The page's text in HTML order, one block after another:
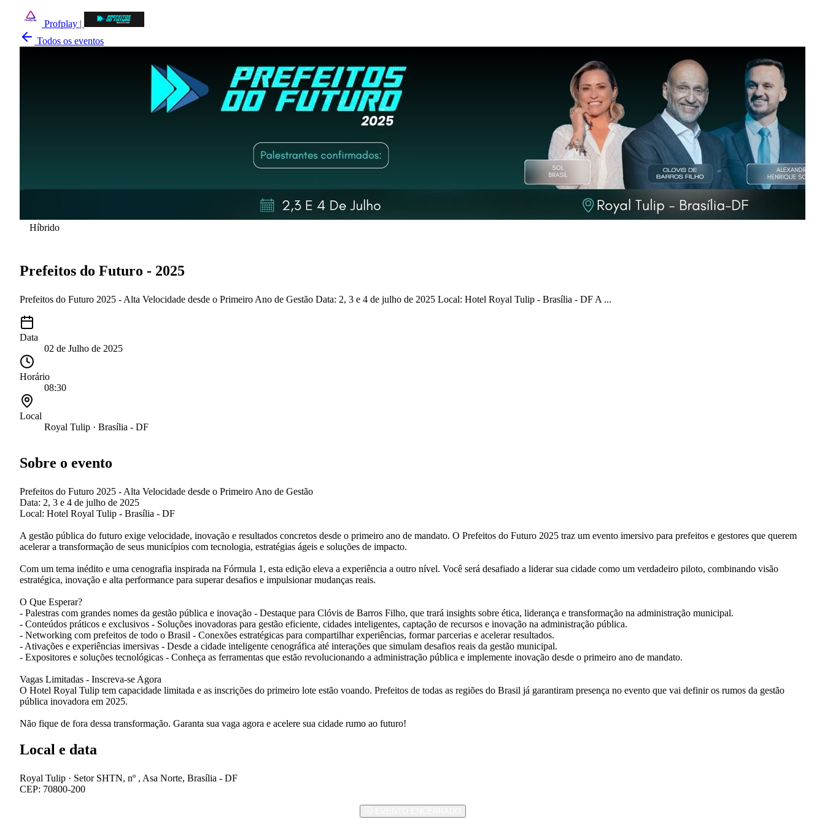
Profplay |
Todos os eventos
Híbrido
Prefeitos do Futuro - 2025
Prefeitos do Futuro 2025 - Alta Velocidade desde o Primeiro Ano de Gestão Data: 2, 3 e 4 de julho de 2025 Local: Hotel Royal Tulip - Brasília - DF A ...
Data
02 de Julho de 2025
Horário
08:30
Local
Royal Tulip · Brasília - DF
Sobre o evento
Prefeitos do Futuro 2025 - Alta Velocidade desde o Primeiro Ano de Gestão
Data: 2, 3 e 4 de julho de 2025
Local: Hotel Royal Tulip - Brasília - DF
A gestão pública do futuro exige velocidade, inovação e resultados concretos desde o primeiro ano de mandato. O Prefeitos do Futuro 2025 traz um evento imersivo para prefeitos e gestores que querem
acelerar a transformação de seus municípios com tecnologia, estratégias ágeis e soluções de impacto.
Com um tema inédito e uma cenografia inspirada na Fórmula 1, esta edição eleva a experiência a outro nível. Você será desafiado a liderar sua cidade como um verdadeiro piloto, combinando visão
estratégica, inovação e alta performance para superar desafios e impulsionar mudanças reais.
O Que Esperar?
- Palestras com grandes nomes da gestão pública e inovação - Destaque para Clóvis de Barros Filho, que trará insights sobre ética, liderança e transformação na administração municipal.
- Conteúdos práticos e exclusivos - Soluções inovadoras para gestão eficiente, cidades inteligentes, captação de recursos e inovação na administração pública.
- Networking com prefeitos de todo o Brasil - Conexões estratégicas para compartilhar experiências, formar parcerias e acelerar resultados.
- Ativações e experiências imersivas - Desde a cidade inteligente cenográfica até interações que simulam desafios reais da gestão municipal.
- Expositores e soluções tecnológicas - Conheça as ferramentas que estão revolucionando a administração pública e implemente inovação desde o primeiro ano de mandato.
Vagas Limitadas - Inscreva-se Agora
O Hotel Royal Tulip tem capacidade limitada e as inscrições do primeiro lote estão voando. Prefeitos de todas as regiões do Brasil já garantiram presença no evento que vai definir os rumos da gestão
pública inovadora em 2025.
Não fique de fora dessa transformação. Garanta sua vaga agora e acelere sua cidade rumo ao futuro!
Local e data
Royal Tulip · Setor SHTN, nº , Asa Norte, Brasília - DF
CEP: 70800-200